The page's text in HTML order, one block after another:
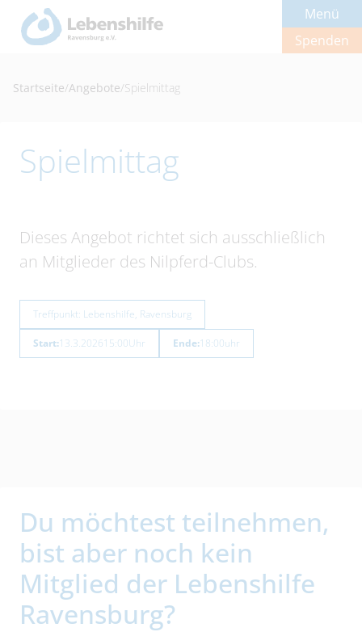
Menü
Spenden
Startseite/Angebote/Spielmittag
Spielmittag
Dieses Angebot richtet sich ausschließlich
an Mitglieder des Nilpferd-Clubs.
Treffpunkt: Lebenshilfe, Ravensburg
Start:13.3.2026 15:00Uhr Ende:18:00uhr
Du möchtest teilnehmen,
bist aber noch kein
Mitglied der Lebenshilfe
Ravensburg?